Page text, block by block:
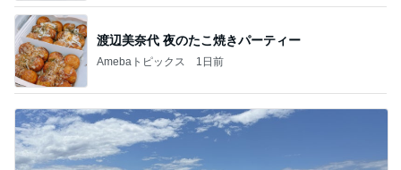
渡辺美奈代 夜のたこ焼きパーティー
Amebaトピックス 1日前